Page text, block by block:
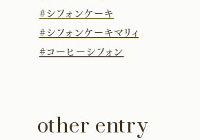
#シフォンケーキ
#シフォンケーキマリィ
#コーヒーシフォン
other entry